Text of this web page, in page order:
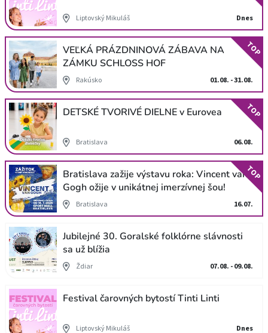
Liptovský Mikuláš Dnes
VEĽKÁ PRÁZDNINOVÁ ZÁBAVA NA
ZÁMKU SCHLOSS HOF
Rakúsko 01.08. - 31.08.
TOP
DETSKÉ TVORIVÉ DIELNE v Eurovea
Bratislava 06.08.
TOP
Bratislava zažije výstavu roka: Vincent van
Gogh ožije v unikátnej imerzívnej šou!
Bratislava 16.07.
TOP
Jubilejné 30. Goralské folklórne slávnosti
sa už blížia
Ždiar 07.08. - 09.08.
Festival čarovných bytostí Tinti Linti
Liptovský Mikuláš Dnes